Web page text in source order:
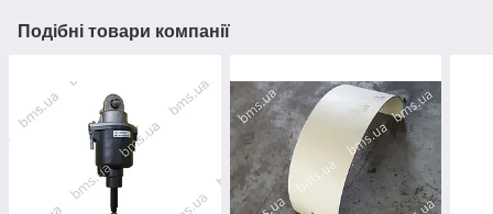
Подібні товари компанії